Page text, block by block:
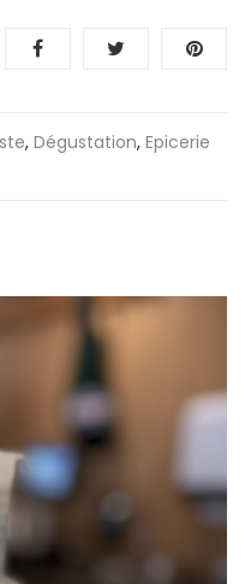
, Dégustation, Epicerie